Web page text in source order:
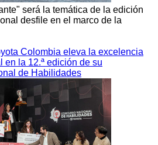
será la temática de la edición
desfile en el marco de la
Colombia eleva la excelencia
en la 12.ª edición de su
de Habilidades